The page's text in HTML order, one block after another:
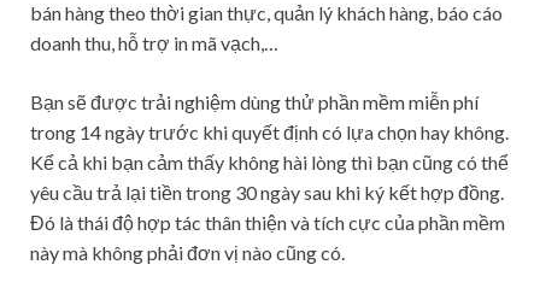
bán hàng theo thời gian thực, quản lý khách hàng, báo cáo
doanh thu, hỗ trợ in mã vạch,…
Bạn sẽ được trải nghiệm dùng thử phần mềm miễn phí
trong 14 ngày trước khi quyết định có lựa chọn hay không.
Kể cả khi bạn cảm thấy không hài lòng thì bạn cũng có thể
yêu cầu trả lại tiền trong 30 ngày sau khi ký kết hợp đồng.
Đó là thái độ hợp tác thân thiện và tích cực của phần mềm
này mà không phải đơn vị nào cũng có.